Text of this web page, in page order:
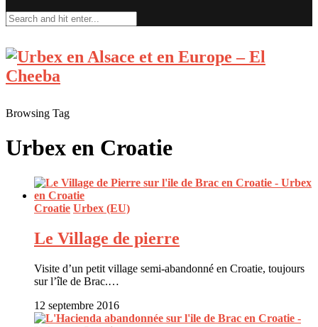
Browsing Tag
Urbex en Croatie
Croatie Urbex (EU)
Le Village de pierre
Visite d’un petit village semi-abandonné en Croatie, toujours
sur l’île de Brac.…
12 septembre 2016